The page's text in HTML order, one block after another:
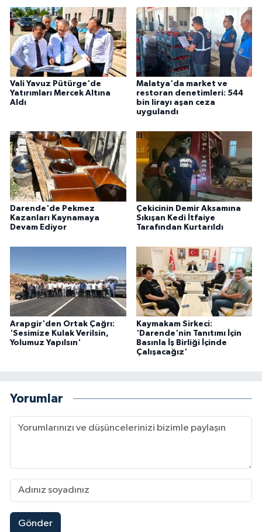
Vali Yavuz Pütürge'de
Yatırımları Mercek Altına
Aldı
Malatya'da market ve
restoran denetimleri: 544
bin lirayı aşan ceza
uygulandı
Darende'de Pekmez
Kazanları Kaynamaya
Devam Ediyor
Çekicinin Demir Aksamına
Sıkışan Kedi İtfaiye
Tarafından Kurtarıldı
Arapgir'den Ortak Çağrı:
'Sesimize Kulak Verilsin,
Yolumuz Yapılsın'
Kaymakam Sirkeci:
'Darende'nin Tanıtımı İçin
Basınla İş Birliği İçinde
Çalışacağız'
Yorumlar
Gönder